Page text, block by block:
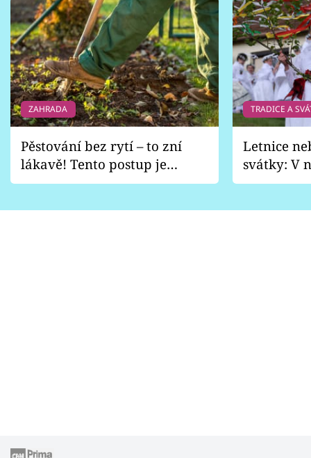
ZAHRADA
Pěstování bez rytí – to zní
lákavě! Tento postup je
vhodný jen pro některé
TRADICE A
Letnice
svátky: V
pondělí